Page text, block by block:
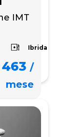
IMT
Ibrida
463 /
mese